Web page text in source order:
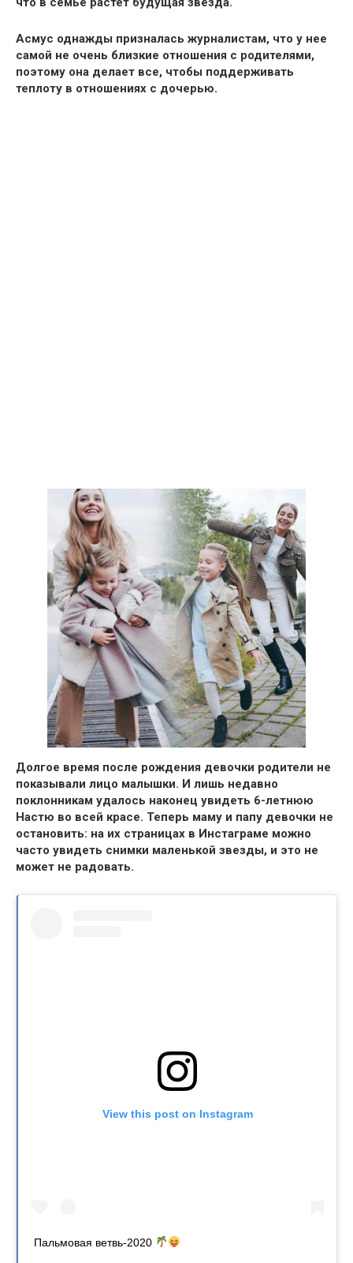
Асмус однажды призналась журналистам, что у нее
самой не очень близкие отношения с родителями,
поэтому она делает все, чтобы поддерживать
теплоту в отношениях с дочерью.
Долгое время после рождения девочки родители не
показывали лицо малышки. И лишь недавно
поклонникам удалось наконец увидеть 6-летнюю
Настю во всей красе. Теперь маму и папу девочки не
остановить: на их страницах в Инстаграме можно
часто увидеть снимки маленькой звезды, и это не
может не радовать.
View this post on Instagram
Пальмовая ветвь-2020